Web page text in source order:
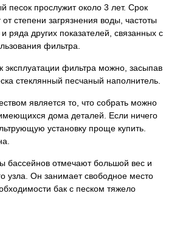
песок прослужит около 3 лет. Срок
от степени загрязнения воды, частоты
ряда других показателей, связанных с
фильтра.
эксплуатации фильтра можно, засыпав
стеклянный песчаный наполнитель.
является то, что собрать можно
дома деталей. Если ничего
установку проще купить.
бассейнов отмечают большой вес и
узла. Он занимает свободное место
бак с песком тяжело